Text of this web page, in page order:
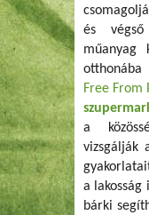
és
műanyag
otthonába
Free From
a
vizsgálják
a lakosság
bárki